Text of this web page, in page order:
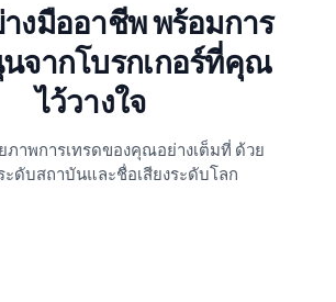
างมืออาชีพ พร้อมการ
จากโบรกเกอร์ที่คุณ
ไว้วางใจ
าพการเทรดของคุณอย่างเต็มที่ ด้วย
ะดับสถาบันและชื่อเสียงระดับโลก